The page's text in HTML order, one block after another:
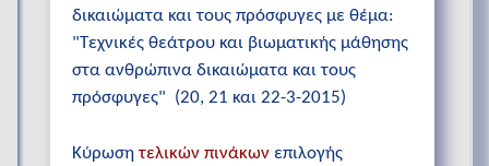
δικαιώματα και τους πρόσφυγες με θέμα:
"Τεχνικές θεάτρου και βιωματικής μάθησης
στα ανθρώπινα δικαιώματα και τους
πρόσφυγες" (20, 21 και 22-3-2015)
Κύρωσητελικών πινάκων επιλογής